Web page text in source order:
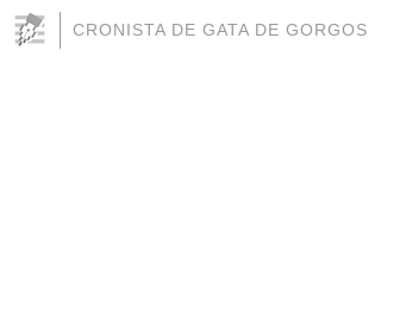
CRONISTA DE GATA DE GORGOS